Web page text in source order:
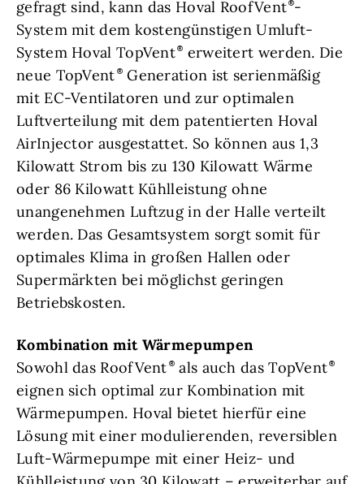
gefragt sind, kann das Hoval RoofVent -
System mit dem kostengünstigen Umluft-
System Hoval TopVent
erweitert werden. Die
neue TopVent Generation ist serienmäßig
mit EC-Ventilatoren und zur optimalen
Luftverteilung mit dem patentierten Hoval
AirInjector ausgestattet. So können aus 1,3
Kilowatt Strom bis zu 130 Kilowatt Wärme
oder 86 Kilowatt Kühlleistung ohne
unangenehmen Luftzug in der Halle verteilt
werden. Das Gesamtsystem sorgt somit für
optimales Klima in großen Hallen oder
Supermärkten bei möglichst geringen
Betriebskosten.
Kombination mit Wärmepumpen
Sowohl das RoofVent
als auch das TopVent
eignen sich optimal zur Kombination mit
Wärmepumpen. Hoval bietet hierfür eine
Lösung mit einer modulierenden, reversiblen
Luft-Wärmepumpe mit einer Heiz- und